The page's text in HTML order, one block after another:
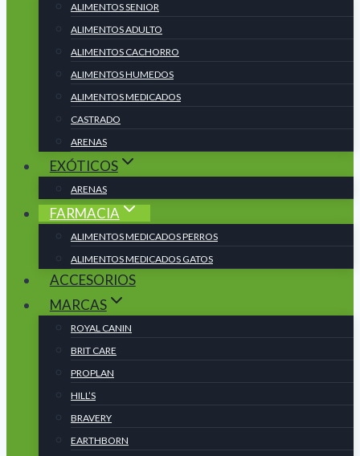
ALIMENTOS SENIOR
ALIMENTOS ADULTO
ALIMENTOS CACHORRO
ALIMENTOS HUMEDOS
ALIMENTOS MEDICADOS
CASTRADO
ARENAS
EXÓTICOS
ARENAS
FARMACIA
ALIMENTOS MEDICADOS PERROS
ALIMENTOS MEDICADOS GATOS
ACCESORIOS
MARCAS
ROYAL CANIN
BRIT CARE
PROPLAN
HILL’S
BRAVERY
EARTHBORN